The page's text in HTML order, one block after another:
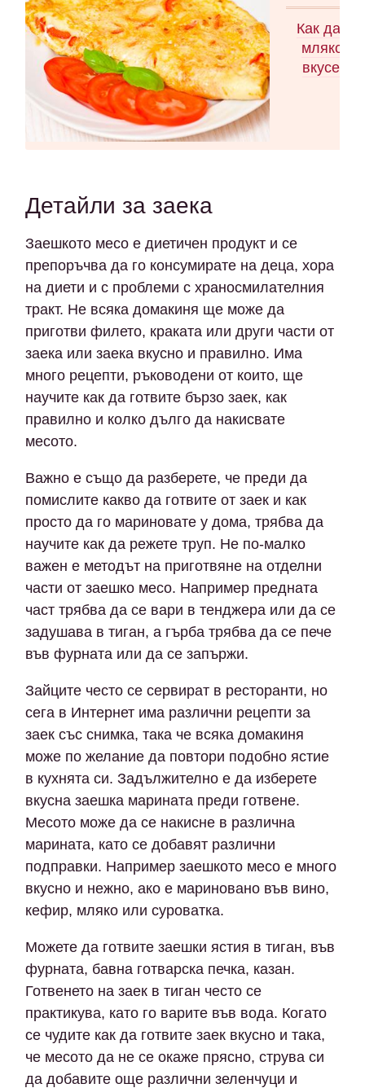
Как да
мляко
вкусен
Детайли за заека
Заешкото месо е диетичен продукт и се
препоръчва да го консумирате на деца, хора
на диети и с проблеми с храносмилателния
тракт. Не всяка домакиня ще може да
приготви филето, краката или други части от
заека или заека вкусно и правилно. Има
много рецепти, ръководени от които, ще
научите как да готвите бързо заек, как
правилно и колко дълго да накисвате
месото.
Важно е също да разберете, че преди да
помислите какво да готвите от заек и как
просто да го мариновате у дома, трябва да
научите как да режете труп. Не по-малко
важен е методът на приготвяне на отделни
части от заешко месо. Например предната
част трябва да се вари в тенджера или да се
задушава в тиган, а гърба трябва да се пече
във фурната или да се запържи.
Зайците често се сервират в ресторанти, но
сега в Интернет има различни рецепти за
заек със снимка, така че всяка домакиня
може по желание да повтори подобно ястие
в кухнята си. Задължително е да изберете
вкусна заешка марината преди готвене.
Месото може да се накисне в различна
марината, като се добавят различни
подправки. Например заешкото месо е много
вкусно и нежно, ако е мариновано във вино,
кефир, мляко или суроватка.
Можете да готвите заешки ястия в тиган, във
фурната, бавна готварска печка, казан.
Готвенето на заек в тиган често се
практикува, като го варите във вода. Когато
се чудите как да готвите заек вкусно и така,
че месото да не се окаже прясно, струва си
да добавите още различни зеленчуци и